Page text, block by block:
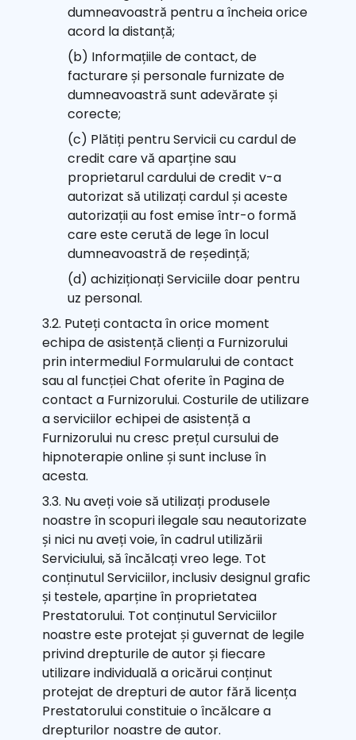
dumneavoastră pentru a încheia orice
acord la distanță;
(b) Informațiile de contact, de
facturare și personale furnizate de
dumneavoastră sunt adevărate și
corecte;
(c) Plătiți pentru Servicii cu cardul de
credit care vă aparține sau
proprietarul cardului de credit v-a
autorizat să utilizați cardul și aceste
autorizații au fost emise într-o formă
care este cerută de lege în locul
dumneavoastră de reședință;
(d) achiziționați Serviciile doar pentru
uz personal.
3.2. Puteți contacta în orice moment
echipa de asistență clienți a Furnizorului
prin intermediul Formularului de contact
sau al funcției Chat oferite în Pagina de
contact a Furnizorului. Costurile de utilizare
a serviciilor echipei de asistență a
Furnizorului nu cresc prețul cursului de
hipnoterapie online și sunt incluse în
acesta.
3.3. Nu aveți voie să utilizați produsele
noastre în scopuri ilegale sau neautorizate
și nici nu aveți voie, în cadrul utilizării
Serviciului, să încălcați vreo lege. Tot
conținutul Serviciilor, inclusiv designul grafic
și testele, aparține în proprietatea
Prestatorului. Tot conținutul Serviciilor
noastre este protejat și guvernat de legile
privind drepturile de autor și fiecare
utilizare individuală a oricărui conținut
protejat de drepturi de autor fără licența
Prestatorului constituie o încălcare a
drepturilor noastre de autor.